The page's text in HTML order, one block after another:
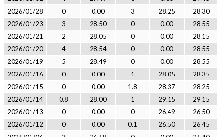
2026/01/28
0 0.00 3 28.25
28.30
2026/01/23
3 28.50 0 0.00
28.55
2026/01/21
2 28.05 0 0.00
28.15
2026/01/20
4 28.54 0 0.00
28.55
2026/01/19
5 28.49 0 0.00
28.55
2026/01/16
0 0.00 1 28.05
28.35
2026/01/15
0 0.00 1.8 28.37
28.25
2026/01/14
0.8 28.00 1 29.15
29.15
2026/01/13
0 0.00 0 26.49
26.50
2026/01/12
0 0.00 0.1 26.50
26.45